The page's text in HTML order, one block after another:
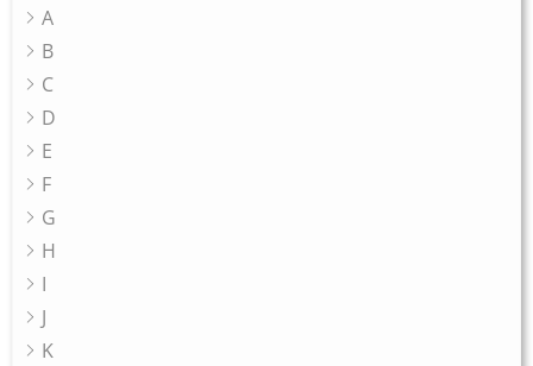
A
B
C
D
E
F
G
H
I
J
K